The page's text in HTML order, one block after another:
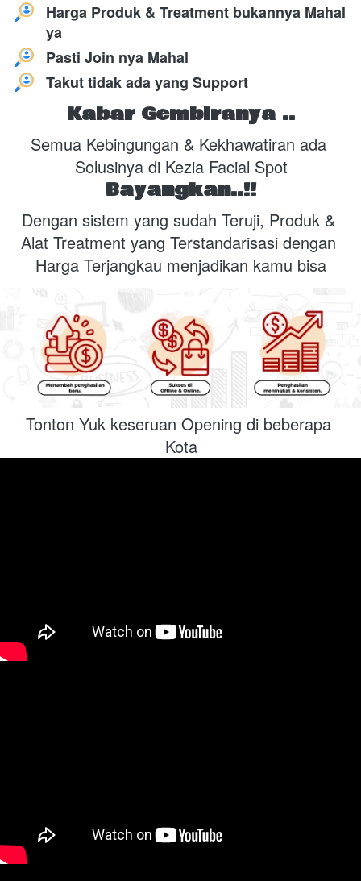
Harga Produk & Treatment bukannya Mahal
ya
Pasti Join nya Mahal
Takut tidak ada yang Support
Kabar Gembiranya ..
Semua Kebingungan & Kekhawatiran ada
Solusinya di Kezia Facial Spot
Bayangkan..!!
Dengan sistem yang sudah Teruji, Produk &
Alat Treatment yang Terstandarisasi dengan
Harga Terjangkau menjadikan kamu bisa
Tonton Yuk keseruan Opening di beberapa
Kota